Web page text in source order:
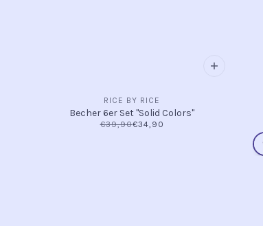
RICE BY RICE
Becher 6er Set "Solid Colors"
€39,90€34,90